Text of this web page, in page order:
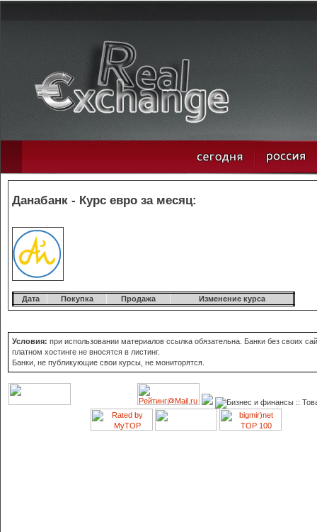
Данабанк - Курс евро за месяц:
Дата Покупка Продажа Изменение курса
Условия: при использовании материалов ссылка обязательна. Банки без своих
платном хостинге не вносятся в листинг.
Банки, не публикующие свои курсы, не мониторятся.